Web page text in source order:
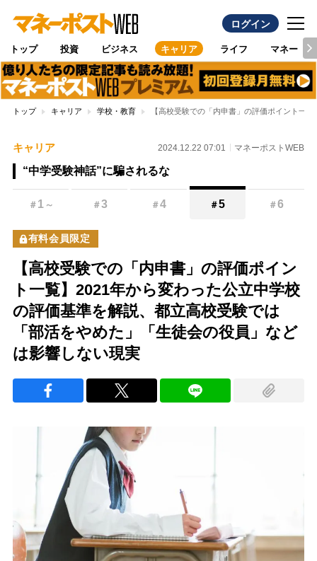
ログイン
トップ 投資 ビジネス キャリア ライフ マネー
トップ キャリア 学校・教育 【高校受験での「内申書」の評価ポイント一
キャリア 2024.12.22 07:01 マネーポストWEB
“中学受験神話”に騙されるな
＃ 1 ～ ＃3 ＃4 ＃5 ＃6
有料会員限定
【高校受験での「内申書」の評価ポイン
ト一覧】2021年から変わった公立中学校
の評価基準を解説、都立高校受験では
「部活をやめた」「生徒会の役員」など
は影響しない現実